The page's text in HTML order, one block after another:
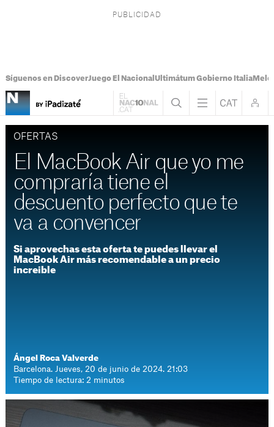
Síguenos en DiscoverJuego El Nacional Ultimátum Gobierno Italia
OFERTAS
El MacBook Air que yo me
compraría tiene el
descuento perfecto que te
va a convencer
Si aprovechas esta oferta te puedes llevar el
MacBook Air más recomendable a un precio
increible
Ángel Roca Valverde
Barcelona. Jueves, 20 de junio de 2024. 21:03
Tiempo de lectura: 2 minutos